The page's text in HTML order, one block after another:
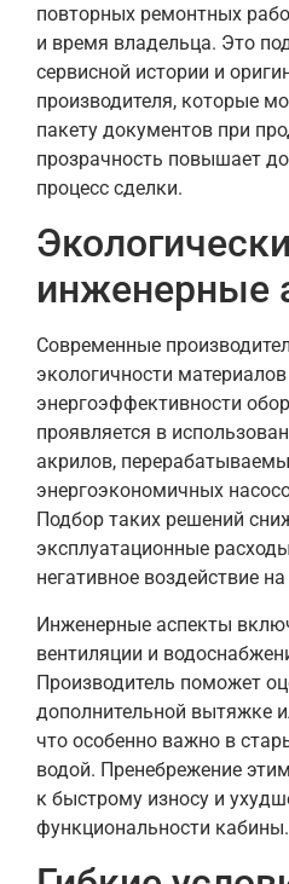
повторных ремонтных
и время владельца. Это
сервисной истории и
производителя, которые
пакету документов при
прозрачность повышает
процесс сделки.
инженерные
Современные
экологичности материалов
энергоэффективности
проявляется в
акрилов,
энергоэкономичных
Подбор таких решений
эксплуатационные
негативное воздействие
Инженерные аспекты
вентиляции и
Производитель поможет
дополнительной вытяжке
что особенно важно в
водой. Пренебрежение
к быстрому износу и
функциональности кабины.